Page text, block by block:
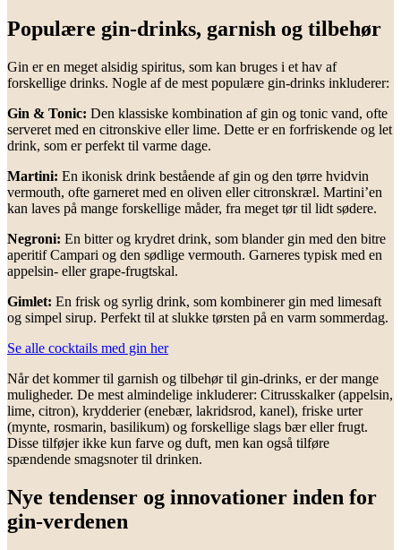
Populære gin-drinks, garnish og tilbehør
Gin er en meget alsidig spiritus, som kan bruges i et hav af
forskellige drinks. Nogle af de mest populære gin-drinks inkluderer:
Gin & Tonic: Den klassiske kombination af gin og tonic vand, ofte
serveret med en citronskive eller lime. Dette er en forfriskende og let
drink, som er perfekt til varme dage.
Martini: En ikonisk drink bestående af gin og den tørre hvidvin
vermouth, ofte garneret med en oliven eller citronskræl. Martini’en
kan laves på mange forskellige måder, fra meget tør til lidt sødere.
Negroni: En bitter og krydret drink, som blander gin med den bitre
aperitif Campari og den sødlige vermouth. Garneres typisk med en
appelsin- eller grape-frugtskal.
Gimlet: En frisk og syrlig drink, som kombinerer gin med limesaft
og simpel sirup. Perfekt til at slukke tørsten på en varm sommerdag.
Se alle cocktails med gin her
Når det kommer til garnish og tilbehør til gin-drinks, er der mange
muligheder. De mest almindelige inkluderer: Citrusskalker (appelsin,
lime, citron), krydderier (enebær, lakridsrod, kanel), friske urter
(mynte, rosmarin, basilikum) og forskellige slags bær eller frugt.
Disse tilføjer ikke kun farve og duft, men kan også tilføre
spændende smagsnoter til drinken.
Nye tendenser og innovationer inden for
gin-verdenen